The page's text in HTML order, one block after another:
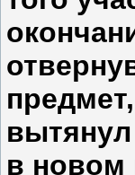
в новом